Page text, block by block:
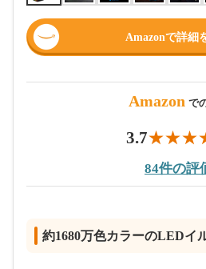
Amazonで詳細
Amazon で
3.7
84件の評
約1680万色カラーのLEDイ